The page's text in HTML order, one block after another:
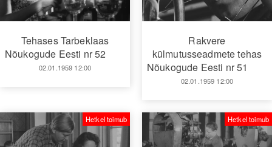
Tehases Tarbeklaas
Nõukogude Eesti nr 52
02.01.1959 12:00
Rakvere
külmutusseadmete tehas
Nõukogude Eesti nr 51
02.01.1959 12:00
Hetkel toimub Hetkel toimub